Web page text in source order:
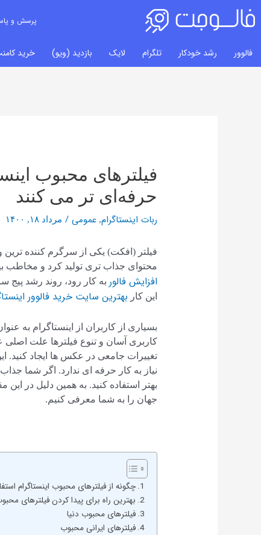
پرسش و
فالوور رشد خودکار تلگرام لایک بازدید (ویو) خرید
فیلترهای محبوب
حرفه‌ای‌ تر می کنند
ربات اینستاگرام,عمومی / مرداد ۱۸, ۱۴۰۰
فیلتر (افکت) یکی از سرگرم کننده‌
محتوای جذاب‌ تری تولید کرد و مخاطب
افزایش فالور به کار رود، روند رشد پیج
این کار بهترین سایت خرید فالوور
بسیاری از کاربران از اینستاگرام به
کاربری آسان و تنوع فیلترها علت اصلی
تغییرات جامعی در عکس ها ایجاد کنید.
نیاز به کار حرفه ای ندارد. اگر شما
بهتر استفاده کنید. به همین دلیل در این
جهان را به شما معرفی کنیم.
چگونه از فیلترهای محبوب اینستاگرام
بهترین راه برای پیدا کردن فیلترهای
فیلترهای محبوب دنیا
فیلترهای ایرانی محبوب